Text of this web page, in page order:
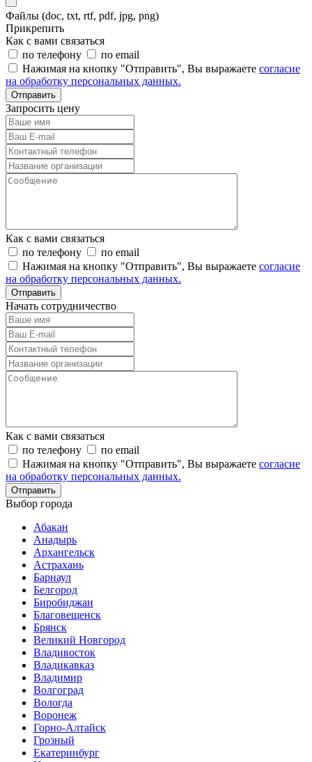
Файлы (doc, txt, rtf, pdf, jpg, png)
Прикрепить
Как с вами связаться
по телефону
по email
Нажимая на кнопку "Отправить", Вы выражаете согласие
на обработку персональных данных.
Отправить
Запросить цену
Как с вами связаться
по телефону
по email
Нажимая на кнопку "Отправить", Вы выражаете согласие
на обработку персональных данных.
Отправить
Начать сотрудничество
Как с вами связаться
по телефону
по email
Нажимая на кнопку "Отправить", Вы выражаете согласие
на обработку персональных данных.
Отправить
Выбор города
Абакан
Анадырь
Архангельск
Астрахань
Барнаул
Белгород
Биробиджан
Благовещенск
Брянск
Великий Новгород
Владивосток
Владикавказ
Владимир
Волгоград
Вологда
Воронеж
Горно-Алтайск
Грозный
Екатеринбург